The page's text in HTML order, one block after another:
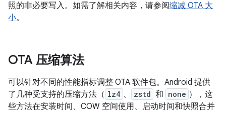
照的非必要写入。如需了解相关内容，请参阅缩减 OTA 大
小。
OTA 压缩算法
可以针对不同的性能指标调整 OTA 软件包。Android 提供
了几种受支持的压缩方法（ lz4 、 zstd 和 none ），这
些方法在安装时间、COW 空间使用、启动时间和快照合并